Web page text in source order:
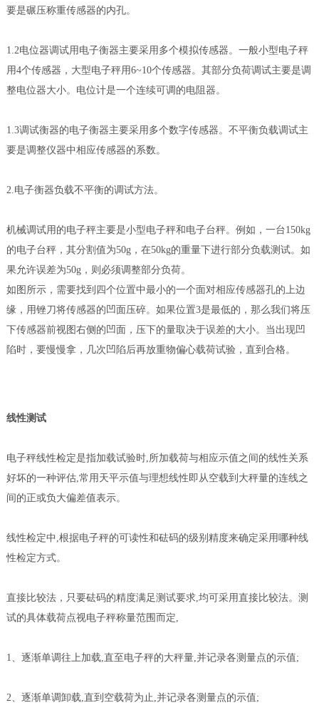
要是碾压称重传感器的内孔。
1.2电位器调试用电子衡器主要采用多个模拟传感器。一般小型电子秤
用4个传感器，大型电子秤用6~10个传感器。其部分负荷调试主要是调
整电位器大小。电位计是一个连续可调的电阻器。
1.3调试衡器的电子衡器主要采用多个数字传感器。不平衡负载调试主
要是调整仪器中相应传感器的系数。
2.电子衡器负载不平衡的调试方法。
机械调试用的电子秤主要是小型电子秤和电子台秤。例如，一台150kg
的电子台秤，其分割值为50g，在50kg的重量下进行部分负载测试。如
果允许误差为50g，则必须调整部分负荷。
如图所示，需要找到四个位置中最小的一个面对相应传感器孔的上边
缘，用锉刀将传感器的凹面压碎。如果位置3是最低的，那么我们将压
下传感器前视图右侧的凹面，压下的量取决于误差的大小。当出现凹
陷时，要慢慢拿，几次凹陷后再放重物偏心载荷试验，直到合格。
线性测试
电子秤线性检定是指加载试验时,所加载荷与相应示值之间的线性关系
好坏的一种评估,常用天平示值与理想线性即从空载到大秤量的连线之
间的正或负大偏差值表示。
线性检定中,根据电子秤的可读性和砝码的级别精度来确定采用哪种线
性检定方式。
直接比较法，只要砝码的精度满足测试要求,均可采用直接比较法。测
试的具体载荷点视电子秤称量范围而定,
1、逐渐单调往上加载,直至电子秤的大秤量,并记录各测量点的示值;
2、逐渐单调卸载,直到空载荷为止,并记录各测量点的示值;